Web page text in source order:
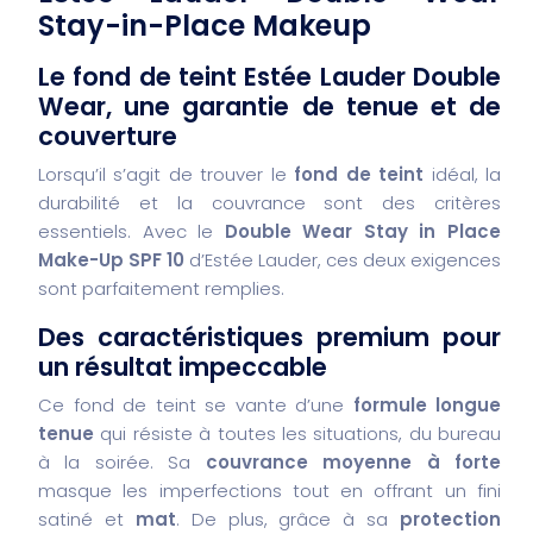
Stay-in-Place Makeup
Le fond de teint Estée Lauder Double
Wear, une garantie de tenue et de
couverture
Lorsqu’il s’agit de trouver le fond de teint idéal, la
durabilité et la couvrance sont des critères
essentiels. Avec le Double Wear Stay in Place
Make-Up SPF 10 d’Estée Lauder, ces deux exigences
sont parfaitement remplies.
Des caractéristiques premium pour
un résultat impeccable
Ce fond de teint se vante d’une formule longue
tenue qui résiste à toutes les situations, du bureau
à la soirée. Sa couvrance moyenne à forte
masque les imperfections tout en offrant un fini
satiné et mat. De plus, grâce à sa protection